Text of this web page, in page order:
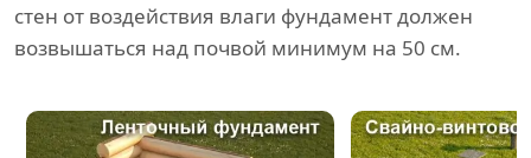
стен от воздействия влаги фундамент должен
возвышаться над почвой минимум на 50 см.